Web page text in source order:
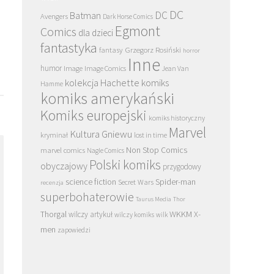
Avengers Batman Dark Horse Comics DC DC
Comics dla dzieci Egmont
fantastyka fantasy Grzegorz Rosiński horror
humor Image Image Comics Inne Jean Van
Hamme kolekcja Hachette komiks
komiks amerykański
Komiks europejski komiks historyczny
kryminał Kultura Gniewu lost in time Marvel
marvel comics Nagle Comics Non Stop Comics
obyczajowy Polski komiks przygodowy
recenzja science fiction Secret Wars Spider-man
superbohaterowie Taurus Media Thor
Thorgalwilczy artykuł wilczy komiks wilk WKKM X-
men zapowiedzi